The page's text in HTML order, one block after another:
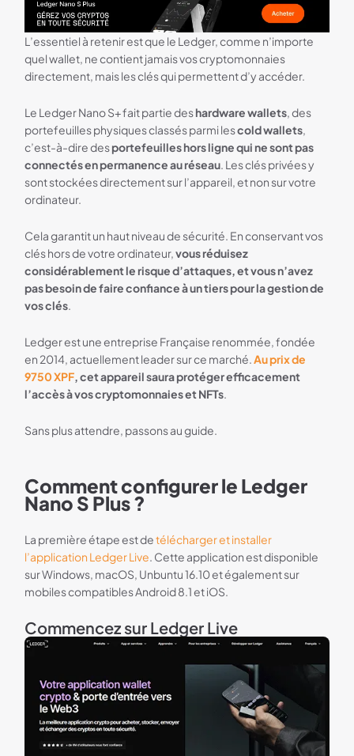
Bannière Ledger
L’essentiel à retenir est que le Ledger, comme n’importe
quel wallet, ne contient jamais vos cryptomonnaies
directement, mais les clés qui permettent d’y accéder.
Le Ledger Nano S+ fait partie deshardware wallets , des
portefeuilles physiques classés parmi lescold wallets
c’est-à-dire desportefeuilles hors ligne qui ne sont pas
connectés en permanence au réseau . Les clés privées y
sont stockées directement sur l’appareil, et non sur votre
ordinateur.
Cela garantit un haut niveau de sécurité. En conservant vos
clés hors de votre ordinateur,vous réduisez
considérablement le risque d’attaques, et vous n’avez
pas besoin de faire confiance à un tiers pour la gestion de
vos clés
Ledger est une entreprise Française renommée, fondée
en 2014, actuellement leader sur ce marché. Au prix de
9750 XPF , cet appareil saura protéger efficacement
l’accès à vos cryptomonnaies et NFTs
Sans plus attendre, passons au guide.
Comment configurer le Ledger
Nano S Plus ?
La première étape est detélécharger et installer
l’application Ledger Live . Cette application est disponible
sur Windows, macOS, Unbuntu 16.10 et également sur
mobiles compatibles Android 8.1 et iOS.
Commencez sur Ledger Live